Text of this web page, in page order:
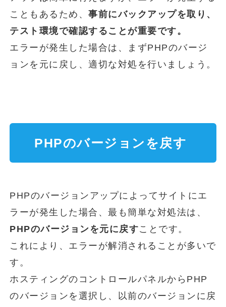
こともあるため、事前にバックアップを取り、
テスト環境で確認することが重要です。
エラーが発生した場合は、まずPHPのバージ
ョンを元に戻し、適切な対処を行いましょう。
PHPのバージョンを戻す
PHPのバージョンアップによってサイトにエ
ラーが発生した場合、最も簡単な対処法は、
PHPのバージョンを元に戻すことです。
これにより、エラーが解消されることが多いで
す。
ホスティングのコントロールパネルからPHP
のバージョンを選択し、以前のバージョンに戻